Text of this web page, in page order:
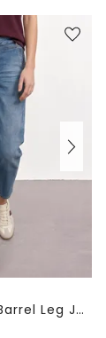
High Waist Barrel Leg Jeans im Loose Fit